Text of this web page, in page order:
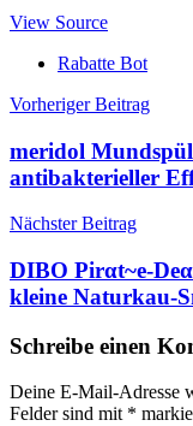
View Source
Rabatte Bot
Vorheriger Beitrag
meridol
antibakterieller
Nächster Beitrag
DIBO Pirαt~е-
kleine Naturkau-
Schreibe einen
Deine E-Mail-Adresse
Felder sind mit *